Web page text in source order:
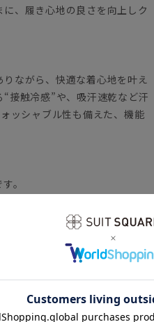
、履き心地の良さを向上しク
ながら、快適な着心地を叶え
接触冷感”や、吸汗速乾など汗
ッシャブル性も備えた、機能
。
材を使用しています。
ックス ノーアイロン ノン